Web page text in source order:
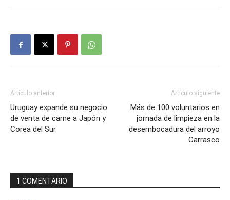
Artículo anterior
Uruguay expande su negocio
de venta de carne a Japón y
Corea del Sur
Artículo siguiente
Más de 100 voluntarios en
jornada de limpieza en la
desembocadura del arroyo
Carrasco
1 COMENTARIO